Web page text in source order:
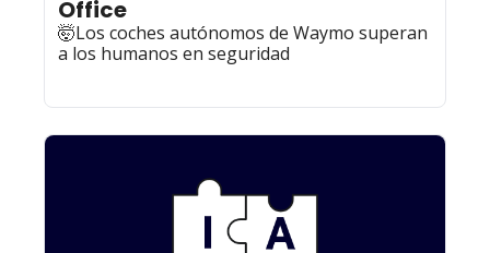
Office
🤯Los coches autónomos de Waymo superan
a los humanos en seguridad